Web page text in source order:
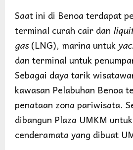
Saat ini di Benoa terdapat
terminal curah cair dan
gas(LNG), marina untuk
dan terminal untuk
Sebagai daya tarik
kawasan Pelabuhan Benoa
penataan zona pariwisata.
dibangun Plaza UMKM
cenderamata yang dibuat